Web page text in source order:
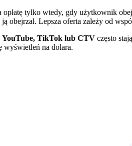
opłatę tylko wtedy, gdy użytkownik
obejrzał. Lepsza oferta zależy od
YouTube, TikTok lub CTV często
wyświetleń na dolara.